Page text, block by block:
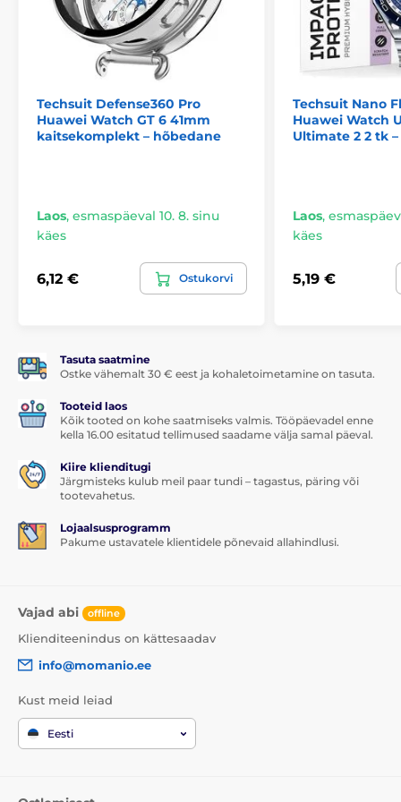
Niiske lapike
Kuiv lapike
Rasvaeemaldusetiketid
Techsuit Defense360 Pro
Huawei Watch GT 6 41mm
kaitsekomplekt – hõbedane
Laos, esmaspäeval 10. 8. sinu
käes
6,12 € Ostukorvi
Techsuit Nano
Huawei Watch
Ultimate 2 2 tk
Laos,
käes
5,19 €
Tasuta saatmine
Ostke vähemalt 30 € eest ja kohaletoimetamine on tasuta.
Tooteid laos
Kõik tooted on kohe saatmiseks valmis. Tööpäevadel enne
kella 16.00 esitatud tellimused saadame välja samal päeval.
Kiire klienditugi
Järgmisteks kulub meil paar tundi – tagastus, päring või
tootevahetus.
Lojaalsusprogramm
Pakume ustavatele klientidele põnevaid allahindlusi.
Vajad abi offline
Klienditeenindus on kättesaadav
info@momanio.ee
Kust meid leiad
Eesti